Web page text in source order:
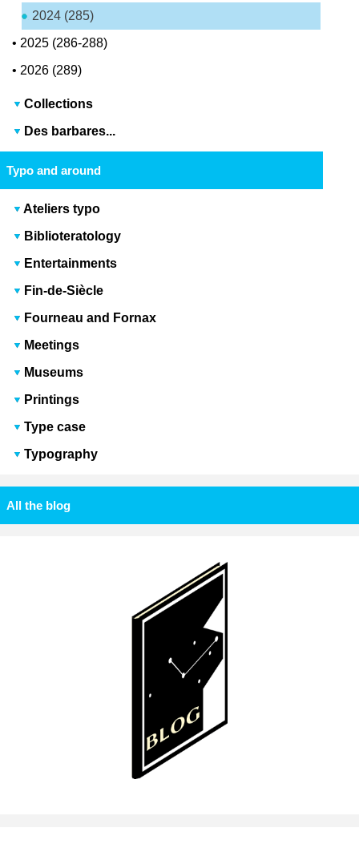
2024 (285)
• 2025 (286-288)
• 2026 (289)
Collections
Des barbares...
Typo and around
Ateliers typo
Biblioteratology
Entertainments
Fin-de-Siècle
Fourneau and Fornax
Meetings
Museums
Printings
Type case
Typography
All the blog